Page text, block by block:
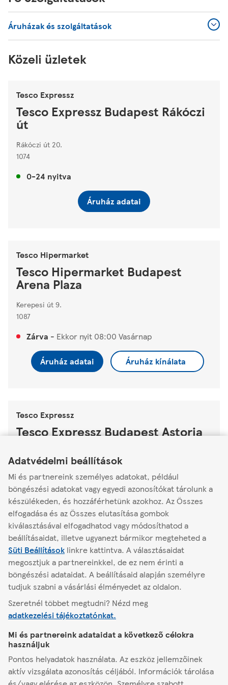
Adatvédelmi beállítások
Mi és partnereink személyes adatokat, például
böngészési adatokat vagy egyedi azonosítókat tárolunk a
készülékeden, és hozzáférhetünk azokhoz. Az Összes
elfogadása és az Összes elutasítása gombok
kiválasztásával elfogadhatod vagy módosíthatod a
beállításaidat, illetve ugyanezt bármikor megteheted a
Süti Beállítások linkre kattintva. A választásaidat
megosztjuk a partnereinkkel, de ez nem érinti a
böngészési adataidat. A beállításaid alapján személyre
tudjuk szabni a vásárlási élményedet az oldalon.
Szeretnél többet megtudni? Nézd meg
adatkezelési tájékoztatónkat.
Mi és partnereink adataidat a következő célokra
használjuk
Pontos helyadatok használata. Az eszköz jellemzőinek
aktív vizsgálata azonosítás céljából. Információk tárolása
Áruházak és szolgáltatások
Közeli üzletek
Tesco Expressz
Tesco Expressz Budapest Rákóczi
út
Rákóczi út 20.
1074
0-24 nyitva
Áruház adatai
Tesco Hipermarket
Tesco Hipermarket Budapest
Arena Plaza
Kerepesi út 9.
1087
Zárva - Ekkor nyit 08:00 Vasárnap
Áruház adatai Áruház kínálata
Tesco Expressz
Tesco Expressz Budapest Astoria
1088
Zárva- Ekkor nyit 08:00Vasárnap
Áruház adatai
Másik áruház keresése
Budapest Népszínház u. 30.
A Tescóról
Segítség